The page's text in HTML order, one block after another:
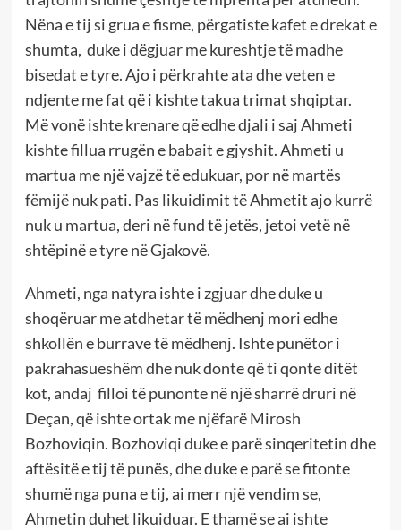
Nëna e tij si grua e fisme, përgatiste kafet e drekat e
shumta, duke i dëgjuar me kureshtje të madhe
bisedat e tyre. Ajo i përkrahte ata dhe veten e
ndjente me fat që i kishte takua trimat shqiptar.
Më vonë ishte krenare që edhe djali i saj Ahmeti
kishte fillua rrugën e babait e gjyshit. Ahmeti u
martua me një vajzë të edukuar, por në martës
fëmijë nuk pati. Pas likuidimit të Ahmetit ajo kurrë
nuk u martua, deri në fund të jetës, jetoi vetë në
shtëpinë e tyre në Gjakovë.
Ahmeti, nga natyra ishte i zgjuar dhe duke u
shoqëruar me atdhetar të mëdhenj mori edhe
shkollën e burrave të mëdhenj. Ishte punëtor i
pakrahasueshëm dhe nuk donte që ti qonte ditët
kot, andaj filloi të punonte në një sharrë druri në
Deçan, që ishte ortak me njëfarë Mirosh
Bozhoviqin. Bozhoviqi duke e parë sinqeritetin dhe
aftësitë e tij të punës, dhe duke e parë se fitonte
shumë nga puna e tij, ai merr një vendim se,
Ahmetin duhet likuiduar. E thamë se ai ishte